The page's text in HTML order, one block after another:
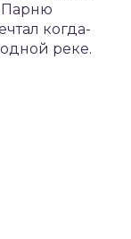
Парню
когда-
реке.